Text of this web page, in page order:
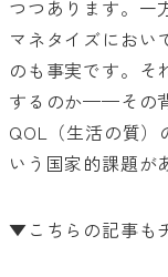
つつあります。一
マネタイズにおい
のも事実です。そ
するのか——その
QOL（生活の質）
いう国家的課題が
▼こちらの記事も